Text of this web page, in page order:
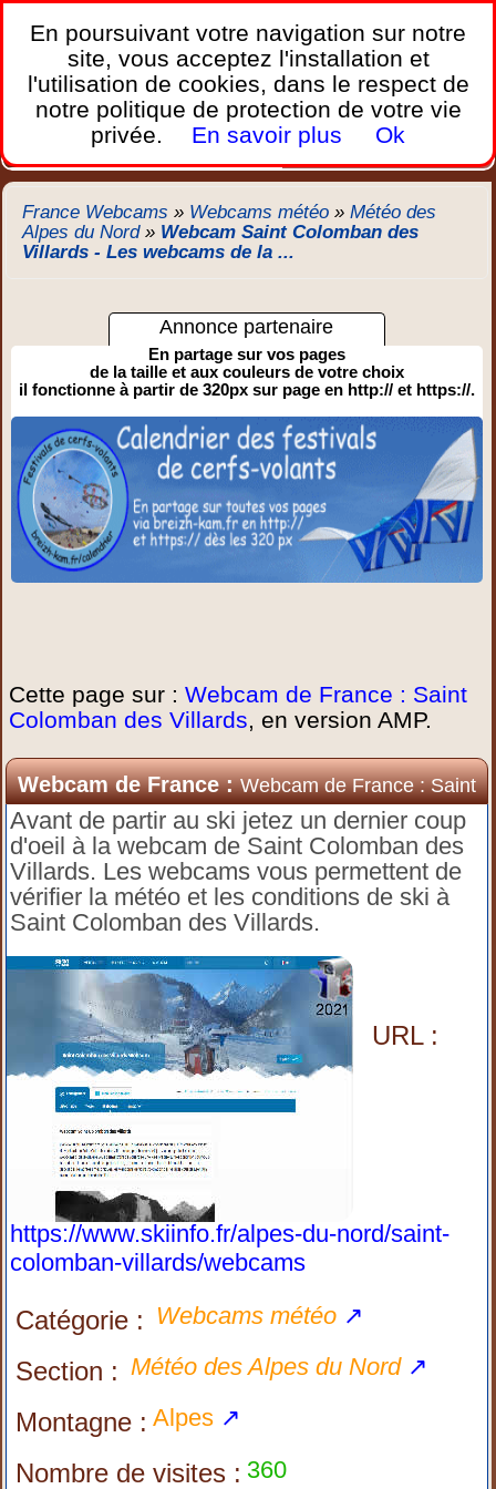
France Webcams,
Les webcams sur mobiles, portables et PC.
Home Bretagne Corse Plages Ports Montagnes
Trafic Chercher New
France Webcams » Webcams météo »Météo des
Alpes du Nord» Webcam Saint Colomban des
Villards - Les webcams de la ...
Annonce partenaire
En partage sur vos pages
de la taille et aux couleurs de votre choix
il fonctionne à partir de 320px sur page en http:// et https://.
Cette page sur :Webcam de France : Saint
Colomban des Villards, en version AMP.
Webcam de France :Webcam de France : Saint
Colomban des Villards
Avant de partir au ski jetez un dernier coup
d'oeil à la webcam de Saint Colomban des
Villards. Les webcams vous permettent de
vérifier la météo et les conditions de ski à
Saint Colomban des Villards.
URL :
https://www.skiinfo.fr/alpes-du-nord/saint-
colomban-villards/webcams
Catégorie : Webcams météo ↗
Section : Météo des Alpes du Nord↗
Montagne : Alpes ↗
Nombre de visites : 360
En poursuivant votre navigation sur notre
site, vous acceptez l'installation et
l'utilisation de cookies, dans le respect de
notre politique de protection de votre vie
privée.
En savoir plus Ok